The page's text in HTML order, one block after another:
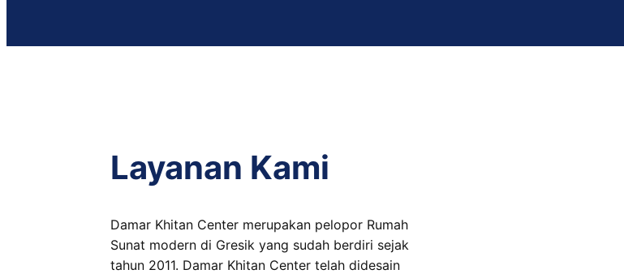
Layanan Kami
Damar Khitan Center merupakan pelopor Rumah
Sunat modern di Gresik yang sudah berdiri sejak
tahun 2011. Damar Khitan Center telah didesain